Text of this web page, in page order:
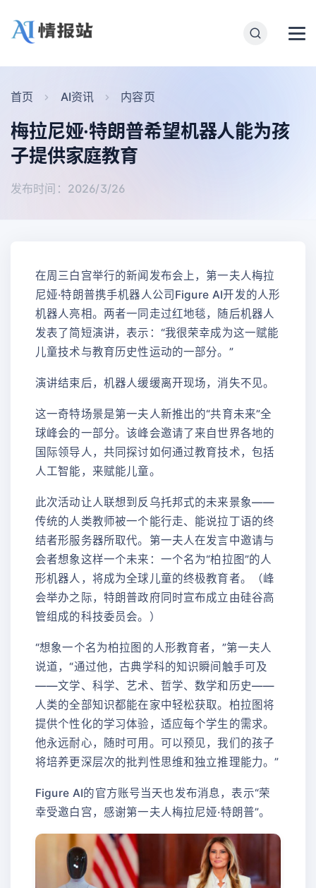
首页 AI资讯 内容页
梅拉尼娅·特朗普希望机器人能为孩
子提供家庭教育
发布时间：2026/3/26
在周三白宫举行的新闻发布会上，第一夫人梅拉
尼娅·特朗普携手机器人公司Figure AI开发的人形
机器人亮相。两者一同走过红地毯，随后机器人
发表了简短演讲，表示：“我很荣幸成为这一赋能
儿童技术与教育历史性运动的一部分。”
演讲结束后，机器人缓缓离开现场，消失不见。
这一奇特场景是第一夫人新推出的“共育未来”全
球峰会的一部分。该峰会邀请了来自世界各地的
国际领导人，共同探讨如何通过教育技术，包括
人工智能，来赋能儿童。
此次活动让人联想到反乌托邦式的未来景象——
传统的人类教师被一个能行走、能说拉丁语的终
结者形服务器所取代。第一夫人在发言中邀请与
会者想象这样一个未来：一个名为“柏拉图”的人
形机器人，将成为全球儿童的终极教育者。（峰
会举办之际，特朗普政府同时宣布成立由硅谷高
管组成的科技委员会。）
“想象一个名为柏拉图的人形教育者，”第一夫人
说道，“通过他，古典学科的知识瞬间触手可及
——文学、科学、艺术、哲学、数学和历史——
人类的全部知识都能在家中轻松获取。柏拉图将
提供个性化的学习体验，适应每个学生的需求。
他永远耐心，随时可用。可以预见，我们的孩子
将培养更深层次的批判性思维和独立推理能力。”
Figure AI的官方账号当天也发布消息，表示“荣
幸受邀白宫，感谢第一夫人梅拉尼娅·特朗普”。